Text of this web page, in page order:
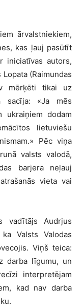
ārvalstniekiem,
kas ļauj pasūtīt
iniciatīvas autors,
(Raimundas
mērķēti tikai uz
sacīja: «Ja mēs
ukraiņiem dodam
lietuviešu
Pēc viņa
valsts valodā,
barjera neļauj
vieta vai
vadītājs Audrjus
Valsts Valodas
Viņš teica:
darba līgumu, un
interpretējam
kad nav darba